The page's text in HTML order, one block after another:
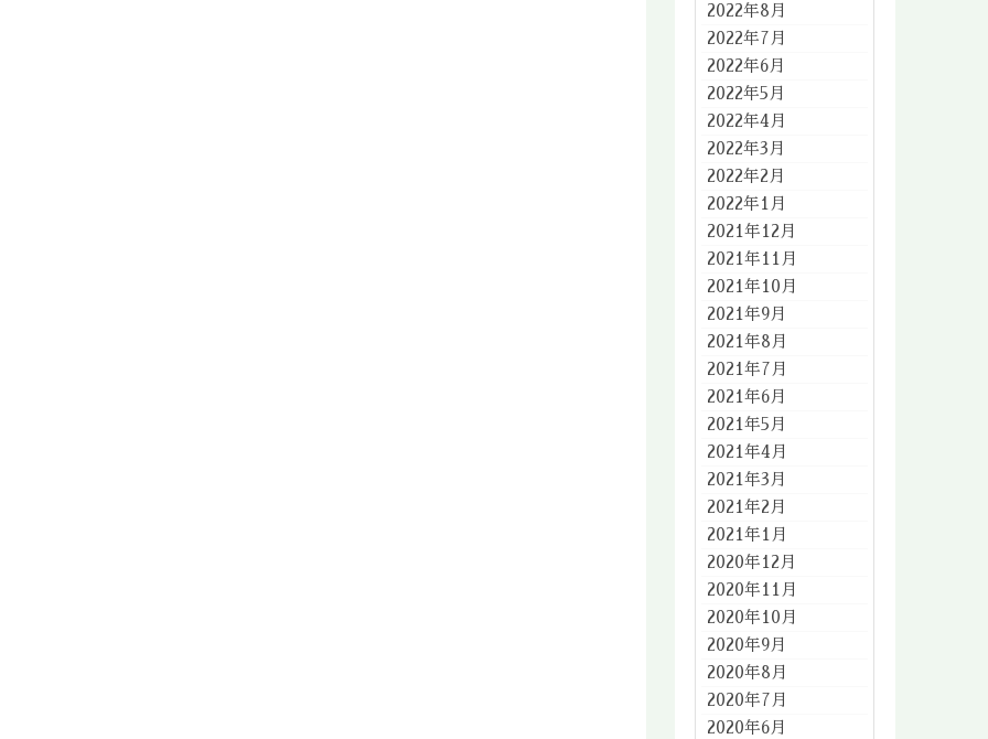
2022年8月
2022年7月
2022年6月
2022年5月
2022年4月
2022年3月
2022年2月
2022年1月
2021年12月
2021年11月
2021年10月
2021年9月
2021年8月
2021年7月
2021年6月
2021年5月
2021年4月
2021年3月
2021年2月
2021年1月
2020年12月
2020年11月
2020年10月
2020年9月
2020年8月
2020年7月
2020年6月